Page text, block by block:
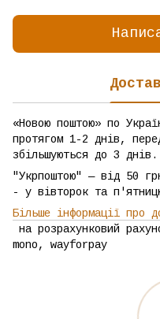
«Новою поштою» по
протягом 1-2 днів,
збільшуються до 3 днів.
"Укрпоштою" — від 50
- у вівторок та
Більше інформації про
на розрахунковий
mono, wayforpay